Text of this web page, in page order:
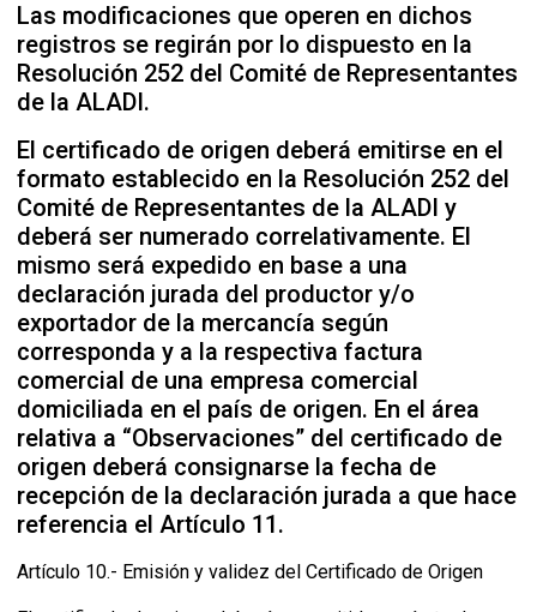
Las modificaciones que operen en dichos
registros se regirán por lo dispuesto en la
Resolución 252 del Comité de Representantes
de la ALADI.
El certificado de origen deberá emitirse en el
formato establecido en la Resolución 252 del
Comité de Representantes de la ALADI y
deberá ser numerado correlativamente. El
mismo será expedido en base a una
declaración jurada del productor y/o
exportador de la mercancía según
corresponda y a la respectiva factura
comercial de una empresa comercial
domiciliada en el país de origen. En el área
relativa a “Observaciones” del certificado de
origen deberá consignarse la fecha de
recepción de la declaración jurada a que hace
referencia el Artículo 11.
Artículo 10.- Emisión y validez del Certificado de Origen